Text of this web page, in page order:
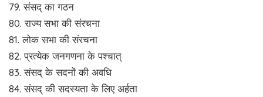
79. संसद् का गठन
80. राज्य सभा की संरचना
81. लोक सभा की संरचना
82. प्रत्येक जनगणना के पश्चात्
83. संसद् के सदनों की अवधि
84. संसद् की सदस्यता के लिए अर्हता